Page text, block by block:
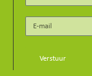
Verstuur